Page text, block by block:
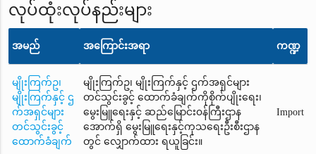
လုပ်ထုံးလုပ်နည်းများ
အမည် အကြောင်းအရာ ကဏ္ဍ
မျိုးကြက်ဥ၊
မျိုးကြက်နှင့် ဌ
က်အရှင်များ
တင်သွင်းခွင့်
ထောက်ခံချက်
မျိုးကြက်ဥ၊ မျိုးကြက်နှင့် ဌက်အရှင်များ
တင်သွင်းခွင့် ထောက်ခံချက်ကိုစိုက်ပျိုးရေး၊
မွေးမြူရေးနှင့် ဆည်မြောင်း၀န်ကြီးဌာန
အောက်ရှိ မွေးမြူရေးနှင့်ကုသရေးဦးစီးဌာန
တွင် လျှောက်ထား ရယူခြင်း။
Import